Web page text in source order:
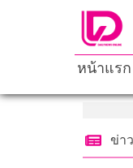
หน้าแรก
ข่าว